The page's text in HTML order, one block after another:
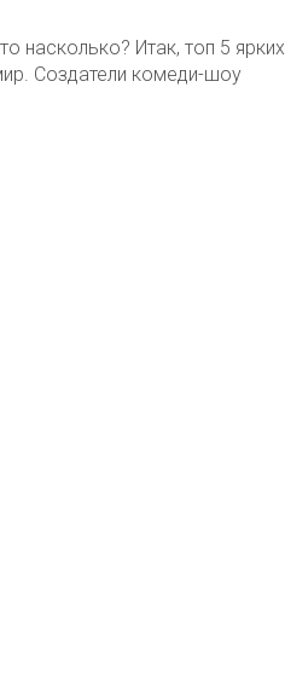
насколько? Итак, топ 5 ярких
Создатели комеди-шоу